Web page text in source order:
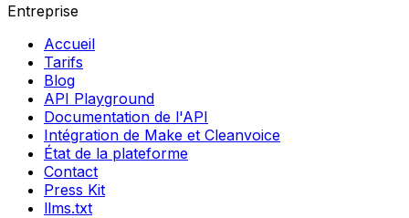
Entreprise
Accueil
Tarifs
Blog
API Playground
Documentation de l'API
Intégration de Make et Cleanvoice
État de la plateforme
Contact
Press Kit
llms.txt